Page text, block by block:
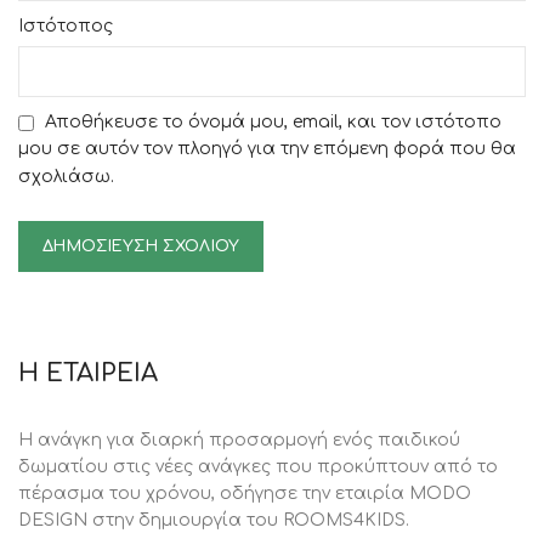
Ιστότοπος
Αποθήκευσε το όνομά μου, email, και τον ιστότοπο
μου σε αυτόν τον πλοηγό για την επόμενη φορά που θα
σχολιάσω.
Η ΕΤΑΙΡΕΙΑ
Η ανάγκη για διαρκή προσαρμογή ενός παιδικού
δωματίου στις νέες ανάγκες που προκύπτουν από το
πέρασμα του χρόνου, oδήγησε την εταιρία MODO
DESIGN στην δημιουργία του ROOMS4KIDS.